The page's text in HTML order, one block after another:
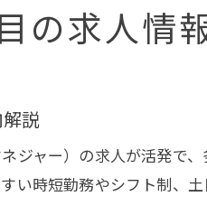
の求人情
説
ジャー）の求人が活発で
い時短勤務やシフト制、